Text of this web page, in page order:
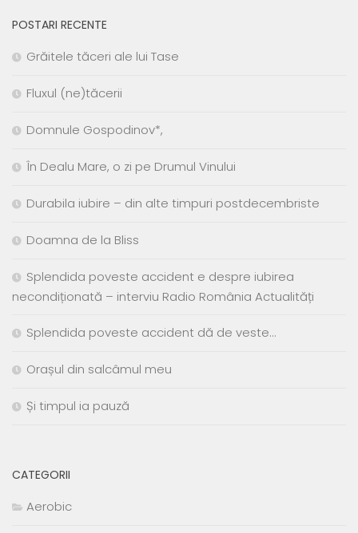
POSTARI RECENTE
Grăitele tăceri ale lui Tase
Fluxul (ne)tăcerii
Domnule Gospodinov*,
În Dealu Mare, o zi pe Drumul Vinului
Durabila iubire – din alte timpuri postdecembriste
Doamna de la Bliss
Splendida poveste accident e despre iubirea
necondiționată – interviu Radio România Actualități
Splendida poveste accident dă de veste…
Orașul din salcâmul meu
Și timpul ia pauză
CATEGORII
Aerobic